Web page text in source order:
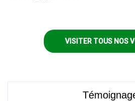
VISITER TOUS NOS